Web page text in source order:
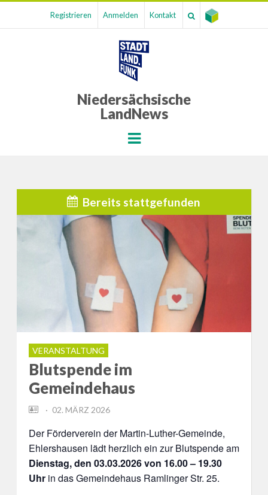
Registrieren Anmelden Kontakt
Niedersächsische
LandNews
Menu
Bereits stattgefunden
VERANSTALTUNG
Blutspende im
Gemeindehaus
POSTED
02. MÄRZ 2026
Der Förderverein der Martin-Luther-Gemeinde,
Ehlershausen lädt herzlich ein zur Blutspende am
Dienstag, den 03.03.2026 von 16.00 – 19.30
Uhrin das Gemeindehaus Ramlinger Str. 25.